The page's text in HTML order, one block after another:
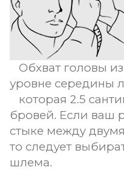
Обхват головы
уровне середины
которая 2.5
бровей. Если ваш
стыке между
то следует
шлема.